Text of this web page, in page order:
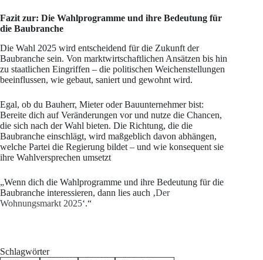
Fazit zur: Die Wahlprogramme und ihre Bedeutung für
die Baubranche
Die Wahl 2025 wird entscheidend für die Zukunft der
Baubranche sein. Von marktwirtschaftlichen Ansätzen bis hin
zu staatlichen Eingriffen – die politischen Weichenstellungen
beeinflussen, wie gebaut, saniert und gewohnt wird.
Egal, ob du Bauherr, Mieter oder Bauunternehmer bist:
Bereite dich auf Veränderungen vor und nutze die Chancen,
die sich nach der Wahl bieten. Die Richtung, die die
Baubranche einschlägt, wird maßgeblich davon abhängen,
welche Partei die Regierung bildet – und wie konsequent sie
ihre Wahlversprechen umsetzt
„Wenn dich die Wahlprogramme und ihre Bedeutung für die
Baubranche interessieren, dann lies auch ‚Der
Wohnungsmarkt 2025‘.“
Schlagwörter